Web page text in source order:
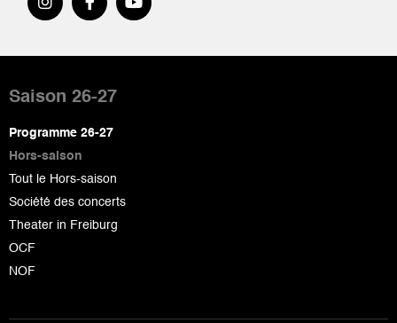
de
page
Saison 26-27
Programme 26-27
Hors-saison
Tout le Hors-saison
Société des concerts
Theater in Freiburg
OCF
NOF